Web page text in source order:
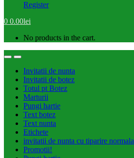
Register
0 0.00lei
No products in the cart.
Invitatii de nunta
Invitatii de botez
Totul pt Botez
Marturii
Pungi hartie
Text botez
Text nunta
Etichete
invitatii de nunta cu tiparire normala
Promotii!